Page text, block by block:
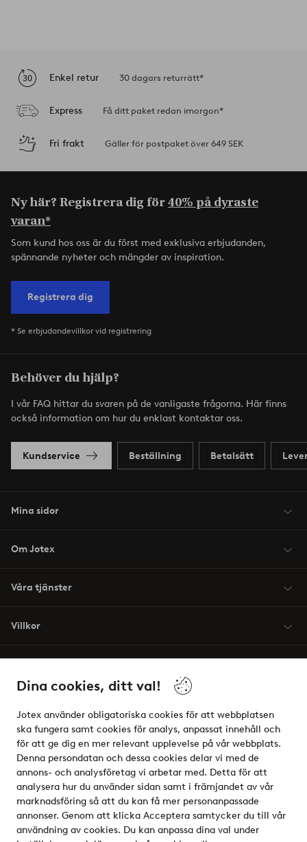
Dina cookies, ditt val!
Jotex använder obligatoriska cookies för att webbplatsen
ska fungera samt cookies för analys, anpassat innehåll och
för att ge dig en mer relevant upplevelse på vår webbplats.
Denna persondatan och dessa cookies delar vi med de
annons- och analysföretag vi arbetar med. Detta för att
analysera hur du använder sidan samt i främjandet av vår
marknadsföring så att du kan få mer personanpassade
annonser. Genom att klicka Acceptera samtycker du till vår
användning av cookies. Du kan anpassa dina val under
Enkel retur 30 dagars returrätt*
Express Få ditt paket redan imorgon*
Fri frakt Gäller för postpaket över 649 SEK
Ny här? Registrera dig för40% på dyraste
varan*
Som kund hos oss är du först med exklusiva erbjudanden,
spännande nyheter och mängder av inspiration.
Registrera dig
* Se erbjudandevillkor vid registrering
Behöver du hjälp?
I vår FAQ hittar du svaren på de vanligaste frågorna. Här finns
också information om hur du enklast kontaktar oss.
Kundservice Beställning Betalsätt
Mina sidor
Om Jotex
Våra tjänster
Villkor
Säkra betalningar - Betala direkt eller dela upp
Vill du veta mer om våra betalalternativ?
elpy